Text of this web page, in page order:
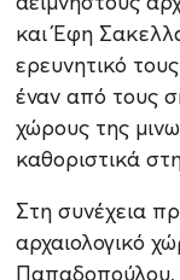
και Έφη
ερευνητικό
έναν από τους
χώρους της
καθοριστικά
Στη συνέχεια
αρχαιολογικό
Παπαδοπούλου,